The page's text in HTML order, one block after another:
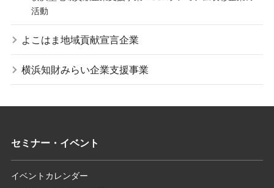
活動
よこはま地域貢献宣言企業
横浜知財みらい企業支援事業
セミナー・イベント
イベントカレンダー